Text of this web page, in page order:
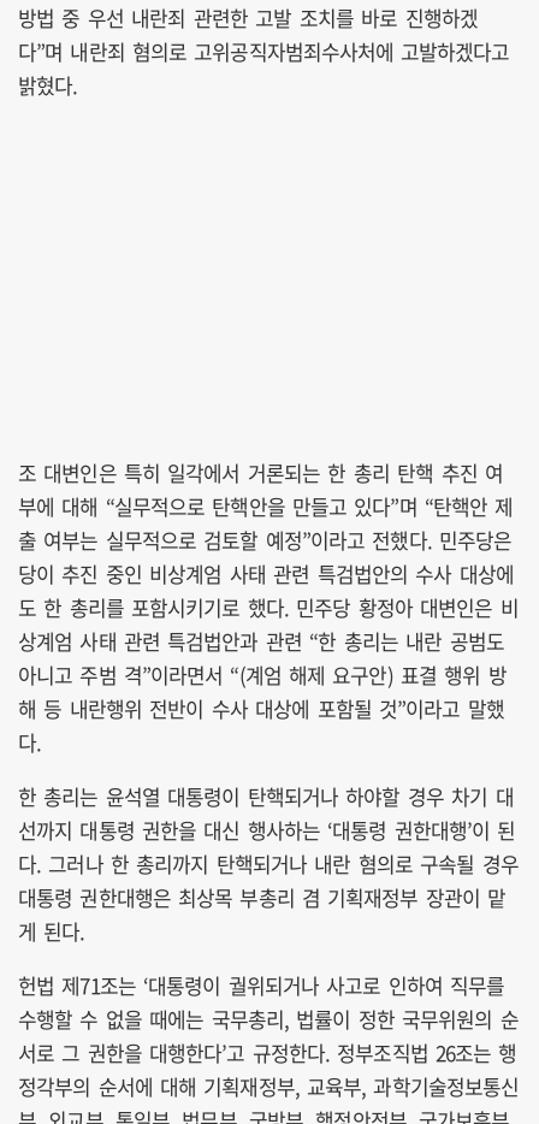
방법 중 우선 내란죄 관련한 고발 조치를 바로 진행하겠
다”며 내란죄 혐의로 고위공직자범죄수사처에 고발하겠다고
밝혔다.
조 대변인은 특히 일각에서 거론되는 한 총리 탄핵 추진 여
부에 대해 “실무적으로 탄핵안을 만들고 있다”며 “탄핵안 제
출 여부는 실무적으로 검토할 예정”이라고 전했다. 민주당은
당이 추진 중인 비상계엄 사태 관련 특검법안의 수사 대상에
도 한 총리를 포함시키기로 했다. 민주당 황정아 대변인은 비
상계엄 사태 관련 특검법안과 관련 “한 총리는 내란 공범도
아니고 주범 격”이라면서 “(계엄 해제 요구안) 표결 행위 방
해 등 내란행위 전반이 수사 대상에 포함될 것”이라고 말했
다.
한 총리는 윤석열 대통령이 탄핵되거나 하야할 경우 차기 대
선까지 대통령 권한을 대신 행사하는 ‘대통령 권한대행’이 된
다. 그러나 한 총리까지 탄핵되거나 내란 혐의로 구속될 경우
대통령 권한대행은 최상목 부총리 겸 기획재정부 장관이 맡
게 된다.
헌법 제71조는 ‘대통령이 궐위되거나 사고로 인하여 직무를
수행할 수 없을 때에는 국무총리, 법률이 정한 국무위원의 순
서로 그 권한을 대행한다’고 규정한다. 정부조직법 26조는 행
정각부의 순서에 대해 기획재정부, 교육부, 과학기술정보통신